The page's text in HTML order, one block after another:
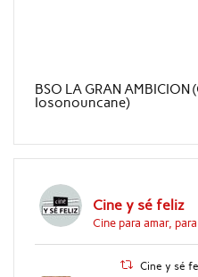
BSO LA GRAN
Iosonouncane)
Cine y sé feliz
Cine para amar,
Cine y sé